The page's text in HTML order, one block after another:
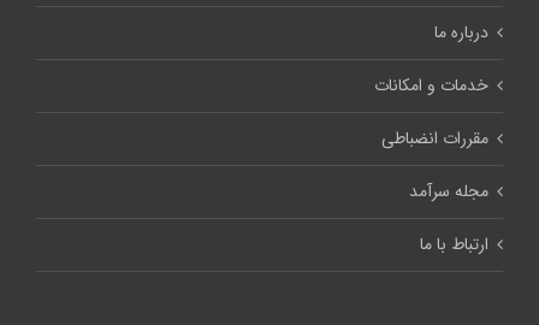
درباره ما
خدمات و امکانات
مقررات انضباطی
مجله سرآمد
ارتباط با ما